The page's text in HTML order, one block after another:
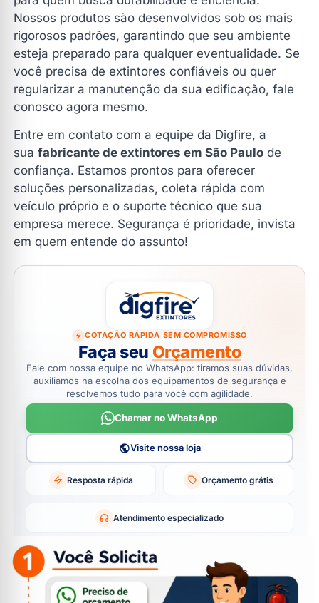
Nossos produtos são desenvolvidos sob os mais
rigorosos padrões, garantindo que seu ambiente
esteja preparado para qualquer eventualidade. Se
você precisa de extintores confiáveis ou quer
regularizar a manutenção da sua edificação, fale
conosco agora mesmo.
Entre em contato com a equipe da Digfire, a
sua fabricante de extintores em São Paulo de
confiança. Estamos prontos para oferecer
soluções personalizadas, coleta rápida com
veículo próprio e o suporte técnico que sua
empresa merece. Segurança é prioridade, invista
em quem entende do assunto!
COTAÇÃO RÁPIDA SEM COMPROMISSO
Faça seu Orçamento
Fale com nossa equipe no WhatsApp: tiramos suas dúvidas,
auxiliamos na escolha dos equipamentos de segurança e
resolvemos tudo para você com agilidade.
Chamar no WhatsApp
Visite nossa loja
Resposta rápida Orçamento grátis
Atendimento especializado